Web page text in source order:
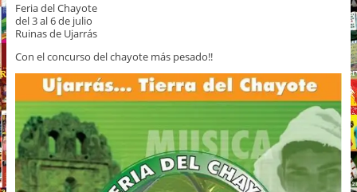
Feria del Chayote
del 3 al 6 de julio
Ruinas de Ujarrás
Con el concurso del chayote más pesado!!